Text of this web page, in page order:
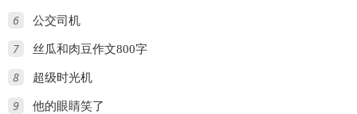
6 公交司机
7 丝瓜和肉豆作文800字
8 超级时光机
9 他的眼睛笑了